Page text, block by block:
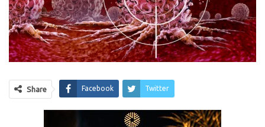
Share Facebook Twitter